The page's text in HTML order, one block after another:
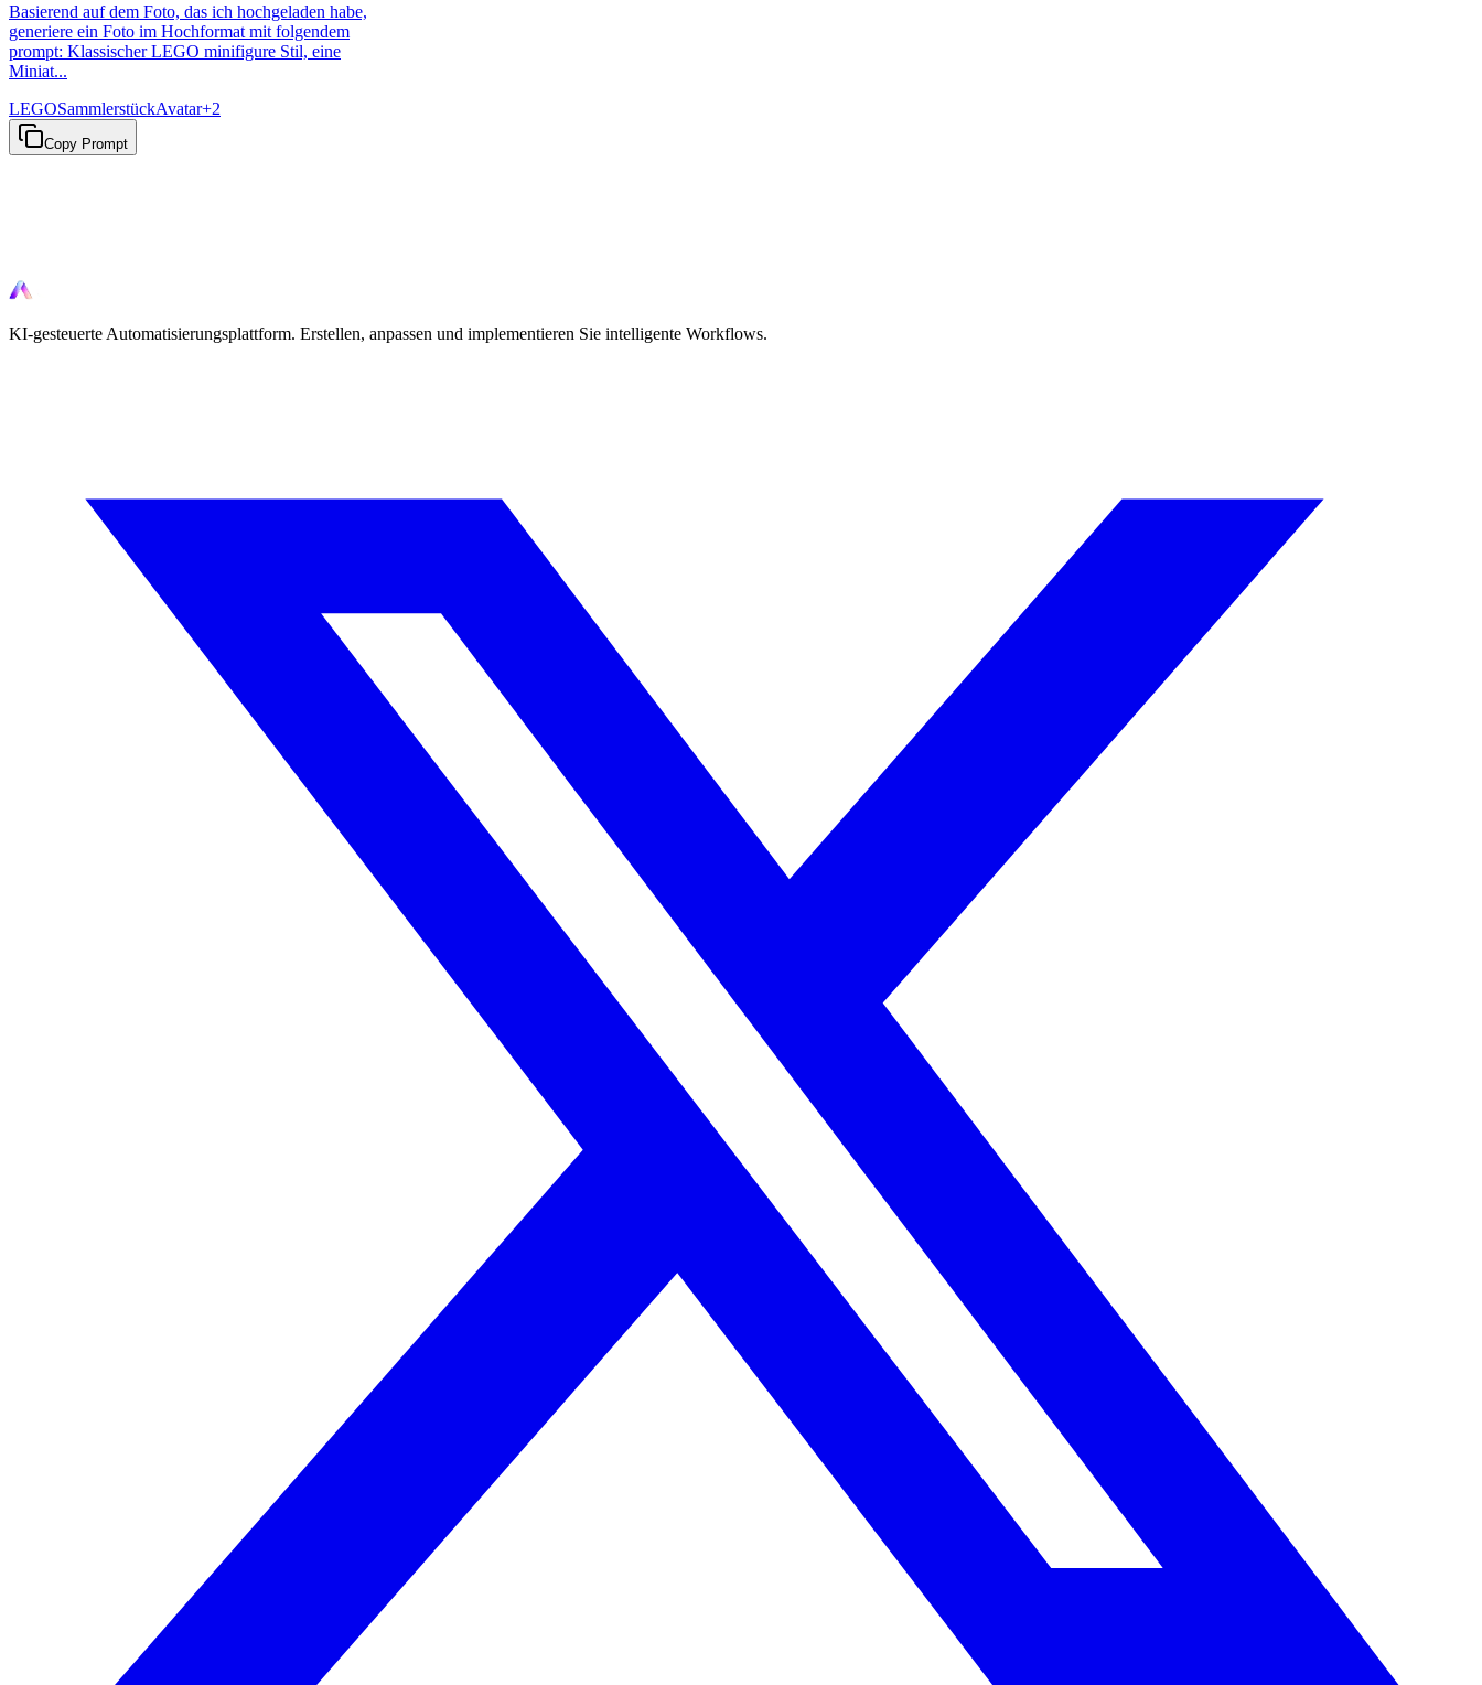
Basierend auf dem Foto, das ich hochgeladen habe,
generiere ein Foto im Hochformat mit folgendem
prompt: Klassischer LEGO minifigure Stil, eine
Miniat...
LEGOSammlerstückAvatar+2
Copy Prompt
KI-gesteuerte Automatisierungsplattform. Erstellen, anpassen und implementieren Sie intelligente Workflows.